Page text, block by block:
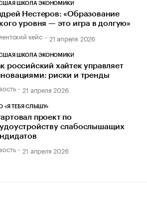
ШКОЛА ЭКОНОМИКИ
Нестеров: «Образование
уровня — это игра в долгую»
кейс 21 апреля 2026
ШКОЛА ЭКОНОМИКИ
российский хайтек управляет
риски и тренды
21 апреля 2026
«Я ТЕБЯ СЛЫШУ»
проект по
слабослышащих
21 апреля 2026